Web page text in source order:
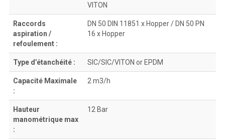
VITON
Raccords
aspiration /
refoulement :
DN 50 DIN 11851 x Hopper / DN 50 PN
16 x Hopper
Type d’étanchéité : SIC/SIC/VITON or EPDM
Capacité Maximale
:
2 m3/h
Hauteur
manométrique max
:
12 Bar